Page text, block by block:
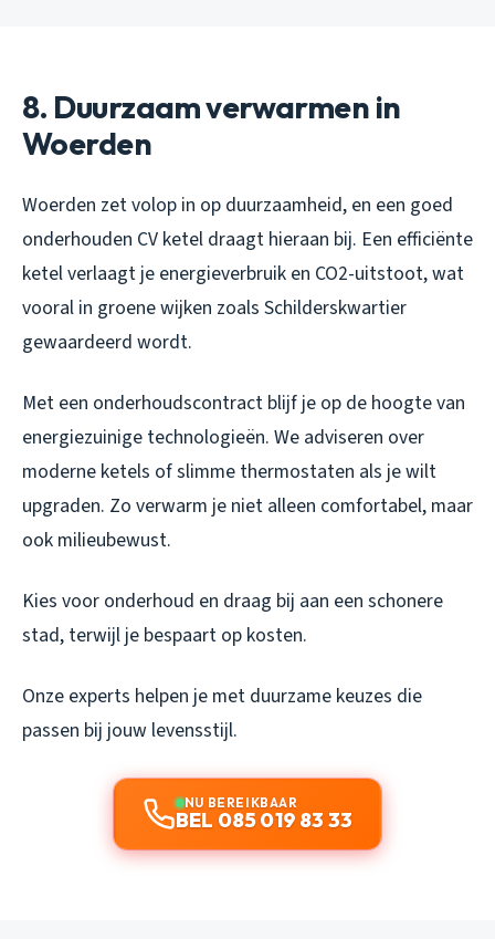
8. Duurzaam verwarmen in
Woerden
Woerden zet volop in op duurzaamheid, en een goed
onderhouden CV ketel draagt hieraan bij. Een efficiënte
ketel verlaagt je energieverbruik en CO2-uitstoot, wat
vooral in groene wijken zoals Schilderskwartier
gewaardeerd wordt.
Met een onderhoudscontract blijf je op de hoogte van
energiezuinige technologieën. We adviseren over
moderne ketels of slimme thermostaten als je wilt
upgraden. Zo verwarm je niet alleen comfortabel, maar
ook milieubewust.
Kies voor onderhoud en draag bij aan een schonere
stad, terwijl je bespaart op kosten.
Onze experts helpen je met duurzame keuzes die
passen bij jouw levensstijl.
NU BEREIKBAAR
BEL 085 019 83 33